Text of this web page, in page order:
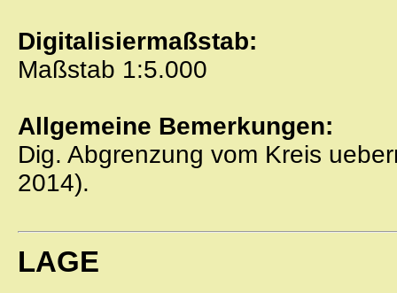
Digitalisiermaßstab:
Maßstab 1:5.000
Allgemeine Bemerkungen:
Dig. Abgrenzung vom Kreis
2014).
LAGE